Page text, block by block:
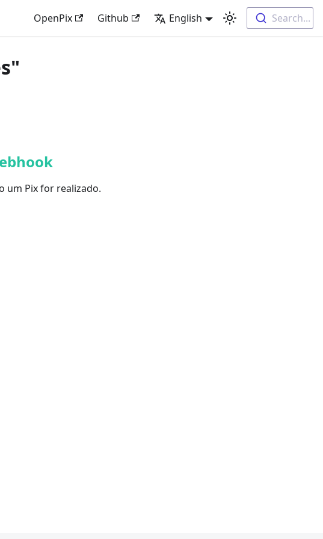
OpenPix Github English Search...
um Pix for realizado.